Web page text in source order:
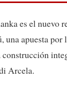
es el nuevo
una apuesta
construcción
Arcela.